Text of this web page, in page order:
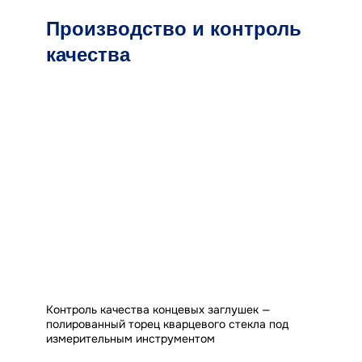
Производство и контроль
качества
Контроль качества концевых заглушек —
полированный торец кварцевого стекла под
измерительным инструментом